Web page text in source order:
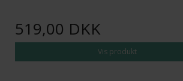
519,00 DKK
Vis produkt